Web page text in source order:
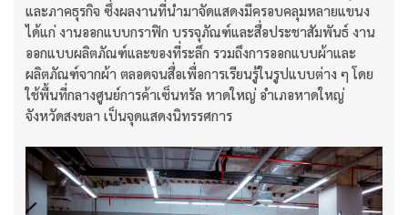
และภาคธุรกิจ ซึ่งผลงานที่นำมาจัดแสดงมีครอบคลุมหลายแขนง
ได้แก่ งานออกแบบกราฟิก บรรจุภัณฑ์และสื่อประชาสัมพันธ์ งาน
ออกแบบผลิตภัณฑ์และของที่ระลึก รวมถึงการออกแบบผ้าและ
ผลิตภัณฑ์จากผ้า ตลอดจนสื่อเพื่อการเรียนรู้ในรูปแบบต่าง ๆ โดย
ใช้พื้นที่กลางศูนย์การค้าเซ็นทรัล หาดใหญ่ อำเภอหาดใหญ่
จังหวัดสงขลา เป็นจุดแสดงนิทรรศการ